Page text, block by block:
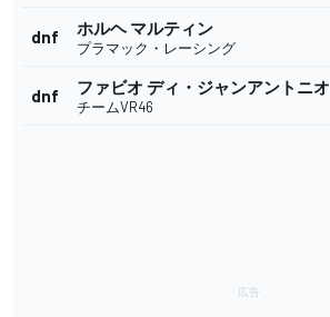
dnf ホルヘ マルティン
プラマック・レーシング
dnf ファビオ ディ・ジャンアントニオ
チームVR46